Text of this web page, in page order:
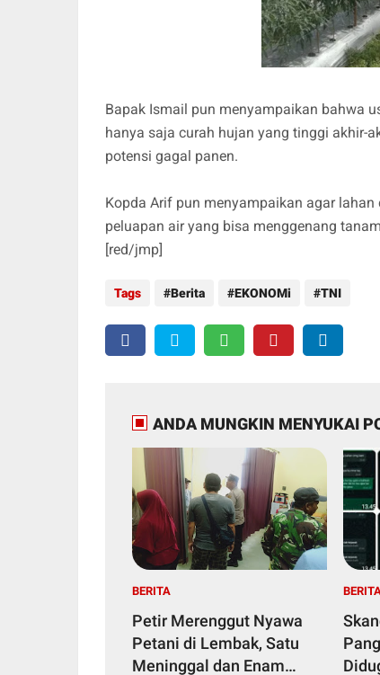
Bapak Ismail pun menyampaikan bahwa
hanya saja curah hujan yang tinggi akhir-
potensi gagal panen.
Kopda Arif pun menyampaikan agar
peluapan air yang bisa menggenang
[red/jmp]
Tags Berita EKONOMi TNI
ANDA MUNGKIN MENYUKAI
BERITA
Petir Merenggut Nyawa
Petani di Lembak, Satu
Meninggal dan Enam